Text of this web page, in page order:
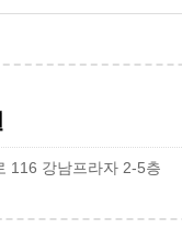
116 강남프라자 2-5층